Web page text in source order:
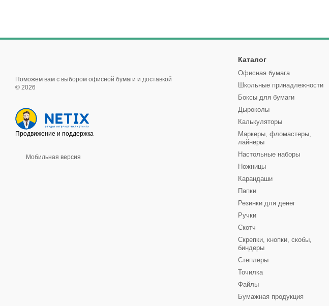
Поможем вам с выбором офисной бумаги и доставкой
© 2026
Продвижение и поддержка
Мобильная версия
Каталог
Офисная бумага
Школьные принадлежности
Боксы для бумаги
Дыроколы
Калькуляторы
Маркеры, фломастеры,
лайнеры
Настольные наборы
Ножницы
Карандаши
Папки
Резинки для денег
Ручки
Скотч
Скрепки, кнопки, скобы,
биндеры
Степлеры
Точилка
Файлы
Бумажная продукция